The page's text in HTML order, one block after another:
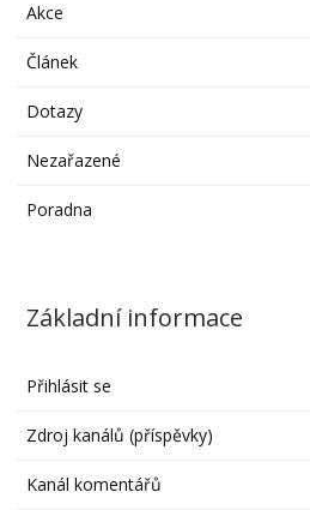
Akce
Článek
Dotazy
Nezařazené
Poradna
Základní informace
Přihlásit se
Zdroj kanálů (příspěvky)
Kanál komentářů